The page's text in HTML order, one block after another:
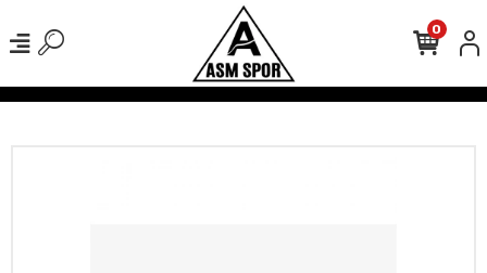
Kargo Ücretsiz! 500 TL Üzeri Tüm Alışverişlerinizde
0